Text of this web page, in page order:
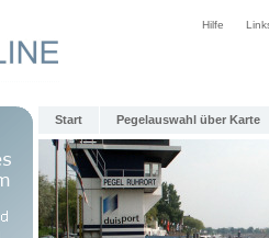
Hilfe
Start Pegelauswahl über Karte